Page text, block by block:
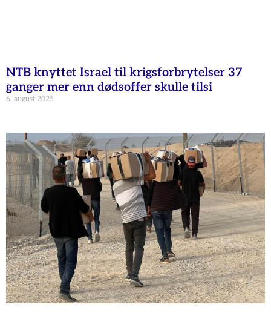
NTB knyttet Israel til krigsforbrytelser 37
ganger mer enn dødsoffer skulle tilsi
6. august 2025